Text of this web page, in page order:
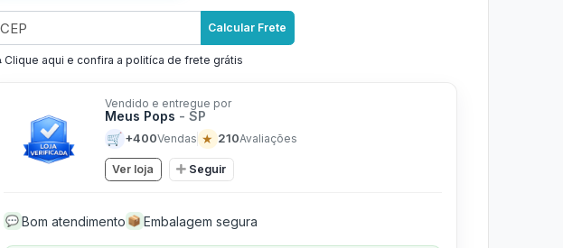
Calcular Frete
Clique aqui e confira a politíca de frete grátis
Vendido e entregue por
Meus Pops - SP
🛒 +400Vendas ★ 210Avaliações
Ver loja Seguir
💬 Bom atendimento 📦 Embalagem segura